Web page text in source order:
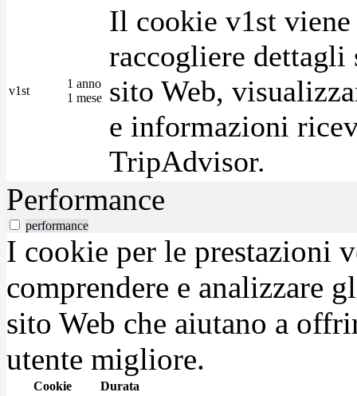
v1st
1 anno
1 mese
Il cookie v1st
raccogliere
sito Web,
e informazioni
TripAdvisor.
Performance
performance
I cookie per le prestazioni
comprendere e analizzare
sito Web che aiutano a
utente migliore.
Cookie Durata